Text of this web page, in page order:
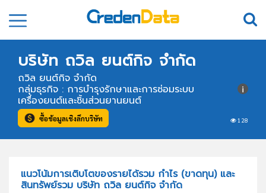
บริษัท ถวิล ยนต์กิจ จำกัด
ถวิล ยนต์กิจ จำกัด
128
กลุ่มธุรกิจ : การบำรุงรักษาและการซ่อมระบบ
เครื่องยนต์และชิ้นส่วนยานยนต์
ซื้อข้อมูลเชิงลึกบริษัท
แนวโน้มการเติบโตของรายได้รวม กำไร (ขาดทุน) และ
สินทรัพย์รวม บริษัท ถวิล ยนต์กิจ จำกัด